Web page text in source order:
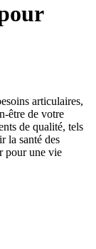
articulaires,
être de votre
de qualité, tels
la santé des
pour une vie